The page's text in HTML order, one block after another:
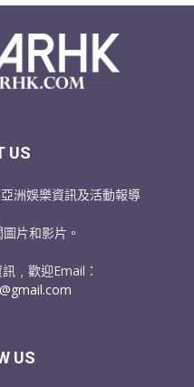
US
洲娛樂資訊及活動報導
片和影片。
﹐歡迎Email：
US